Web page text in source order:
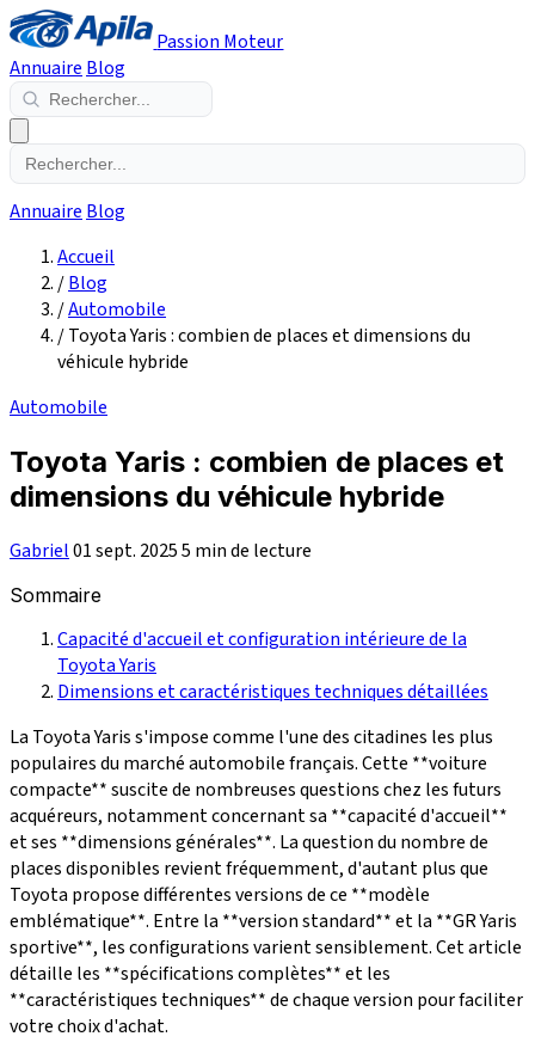
Passion Moteur
Annuaire Blog
Annuaire Blog
Accueil
/Blog
/Automobile
/Toyota Yaris : combien de places et dimensions du
véhicule hybride
Automobile
Toyota Yaris : combien de places et
dimensions du véhicule hybride
Gabriel01 sept. 20255 min de lecture
Sommaire
Capacité d'accueil et configuration intérieure de la
Toyota Yaris
Dimensions et caractéristiques techniques détaillées
La Toyota Yaris s'impose comme l'une des citadines les plus
populaires du marché automobile français. Cette **voiture
compacte** suscite de nombreuses questions chez les futurs
acquéreurs, notamment concernant sa **capacité d'accueil**
et ses **dimensions générales**. La question du nombre de
places disponibles revient fréquemment, d'autant plus que
Toyota propose différentes versions de ce **modèle
emblématique**. Entre la **version standard** et la **GR Yaris
sportive**, les configurations varient sensiblement. Cet article
détaille les **spécifications complètes** et les
**caractéristiques techniques** de chaque version pour faciliter
votre choix d'achat.